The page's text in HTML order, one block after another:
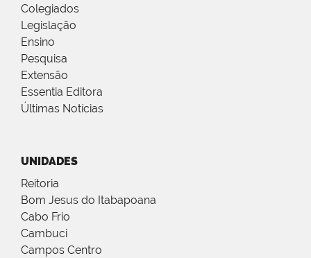
Colegiados
Legislação
Ensino
Pesquisa
Extensão
Essentia Editora
Últimas Notícias
UNIDADES
Reitoria
Bom Jesus do Itabapoana
Cabo Frio
Cambuci
Campos Centro